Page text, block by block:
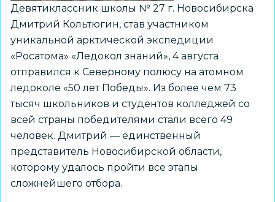
Девятиклассник школы № 27 г. Новосибирска
Дмитрий Кольтюгин, став участником
уникальной арктической экспедиции
«Росатома» «Ледокол знаний», 4 августа
отправился к Северному полюсу на атомном
ледоколе «50 лет Победы». Из более чем 73
тысяч школьников и студентов колледжей со
всей страны победителями стали всего 49
человек. Дмитрий — единственный
представитель Новосибирской области,
которому удалось пройти все этапы
сложнейшего отбора.